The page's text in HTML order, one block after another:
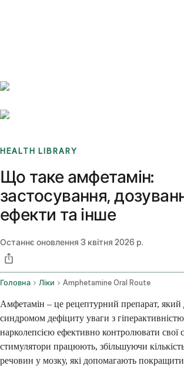
HEALTH LIBRARY
Що таке амфетамін:
застосування,
ефекти та інше
Останнє оновлення 3 квітня 2026 р.
Головна Ліки Amphetamine Oral Route
Амфетамін – це рецептурний препарат,
синдромом дефіциту уваги з
нарколепсією ефективно контролювати свої
стимулятори працюють, збільшуючи
речовин у мозку, які допомагають покращити